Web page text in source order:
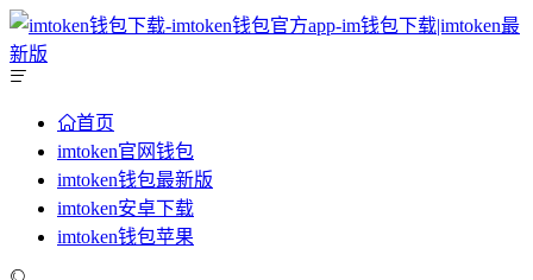
首页
imtoken官网钱包
imtoken钱包最新版
imtoken安卓下载
imtoken钱包苹果